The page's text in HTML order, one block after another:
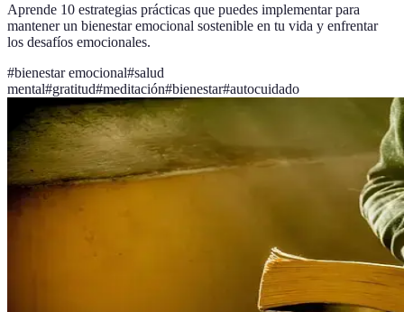
Aprende 10 estrategias prácticas que puedes implementar para
mantener un bienestar emocional sostenible en tu vida y enfrentar
los desafíos emocionales.
#bienestar emocional#salud
mental#gratitud#meditación#bienestar#autocuidado